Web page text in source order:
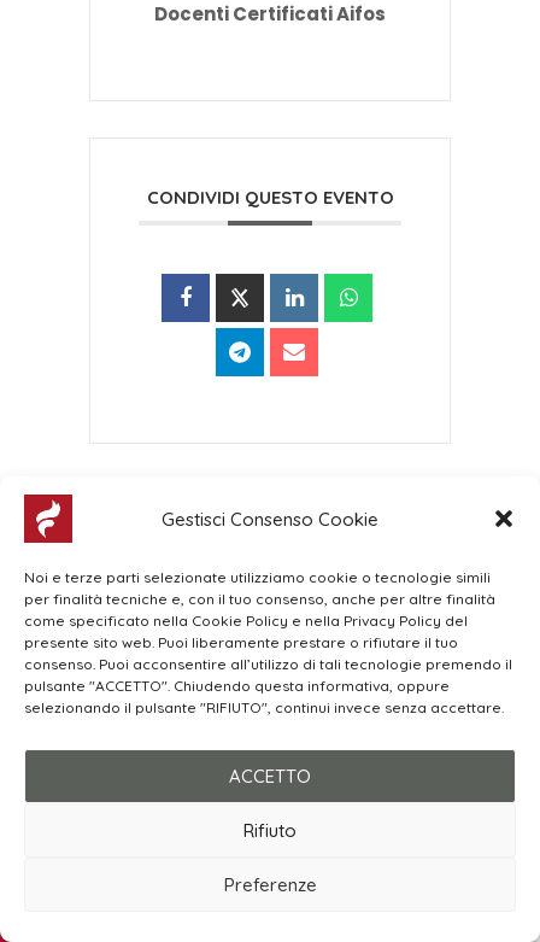
Gestisci Consenso Cookie
Noi e terze parti selezionate utilizziamo cookie o tecnologie simili
per finalità tecniche e, con il tuo consenso, anche per altre finalità
come specificato nella Cookie Policy e nella Privacy Policy del
presente sito web. Puoi liberamente prestare o rifiutare il tuo
consenso. Puoi acconsentire all’utilizzo di tali tecnologie premendo il
pulsante "ACCETTO". Chiudendo questa informativa, oppure
selezionando il pulsante "RIFIUTO", continui invece senza accettare.
ACCETTO
Rifiuto
Preferenze
Docenti Certificati Aifos
CONDIVIDI QUESTO EVENTO